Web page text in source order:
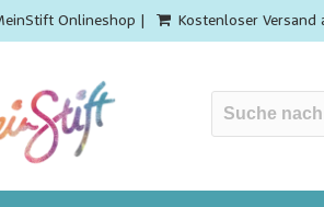
Onlineshop | Kostenloser Versand